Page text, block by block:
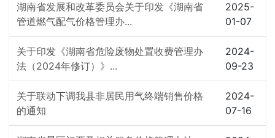
湖南省发展和改革委员会关于印发《湖南省
管道燃气配气价格管理办...
2025-
01-07
关于印发《湖南省危险废物处置收费管理办
法（2024年修订）》...
2024-
09-23
关于联动下调我县非居民用气终端销售价格
的通知
2024-
07-16